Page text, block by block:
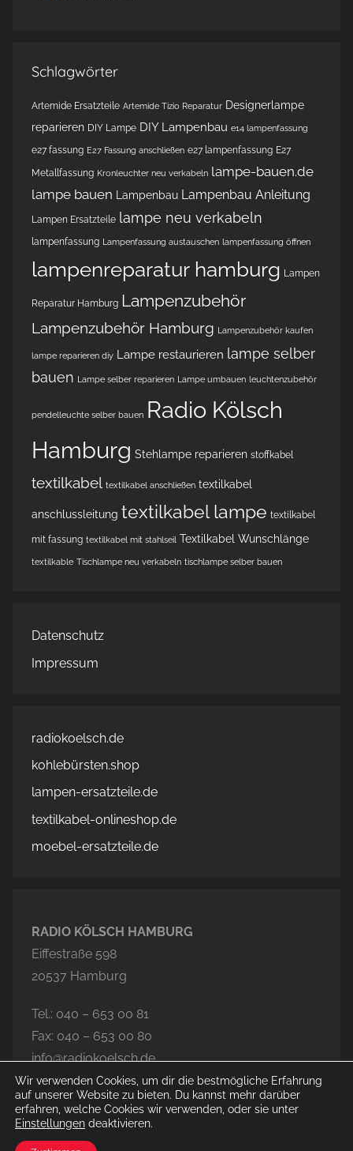
Schlagwörter
Artemide Ersatzteile Artemide Tizio Reparatur Designerlampe
reparieren DIY Lampe DIY Lampenbau e14 lampenfassung
e27 fassung E27 Fassung anschließen e27 lampenfassung E27
Metallfassung Kronleuchter neu verkabeln lampe-bauen.de
lampe bauen
Lampenbau Lampenbau Anleitung
Lampen Ersatzteile lampe neu verkabeln
lampenfassung Lampenfassung austauschen lampenfassung öffnen
lampenreparatur hamburg Lampen
Reparatur Hamburg Lampenzubehör
Lampenzubehör Hamburg Lampenzubehör kaufen
lampe reparieren diy Lampe restaurieren lampe selber
bauen Lampe selber reparieren Lampe umbauen leuchtenzubehör
pendelleuchte selber bauen Radio Kölsch
Hamburg Stehlampe reparieren stoffkabel
textilkabel textilkabel anschließen textilkabel
anschlussleitung textilkabel lampe textilkabel
mit fassung textilkabel mit stahlseil Textilkabel Wunschlänge
textilkable Tischlampe neu verkabeln tischlampe selber bauen
Datenschutz
Impressum
radiokoelsch.de
kohlebürsten.shop
lampen-ersatzteile.de
textilkabel-onlineshop.de
moebel-ersatzteile.de
RADIO KÖLSCH HAMBURG
Eiffestraße 598
20537 Hamburg
Tel.: 040 – 653 00 81
Fax: 040 – 653 00 80
info@radiokoelsch.de
Wir verwenden Cookies, um dir die bestmögliche Erfahrung
auf unserer Website zu bieten. Du kannst mehr darüber
erfahren, welche Cookies wir verwenden, oder sie unter
Einstellungen deaktivieren.